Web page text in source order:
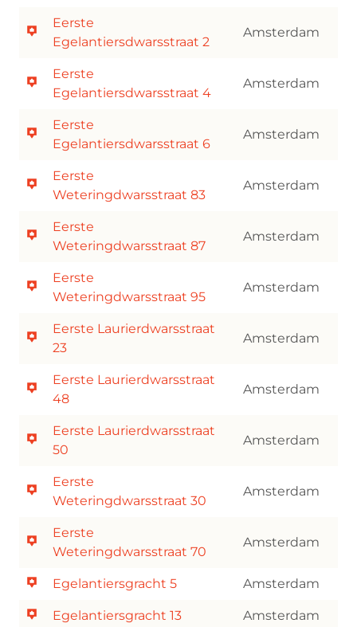
Eerste
Egelantiersdwarsstraat 2
Amsterdam
Eerste
Egelantiersdwarsstraat 4
Amsterdam
Eerste
Egelantiersdwarsstraat 6
Amsterdam
Eerste
Weteringdwarsstraat 83
Amsterdam
Eerste
Weteringdwarsstraat 87
Amsterdam
Eerste
Weteringdwarsstraat 95
Amsterdam
Eerste Laurierdwarsstraat
23
Amsterdam
Eerste Laurierdwarsstraat
48
Amsterdam
Eerste Laurierdwarsstraat
50
Amsterdam
Eerste
Weteringdwarsstraat 30
Amsterdam
Eerste
Weteringdwarsstraat 70
Amsterdam
Egelantiersgracht 5 Amsterdam
Egelantiersgracht 13 Amsterdam